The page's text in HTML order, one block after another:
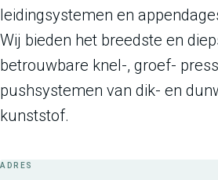
leidingsystemen en
Wij bieden het breedste en
betrouwbare knel-, groef-
pushsystemen van dik- en
kunststof.
ADRES